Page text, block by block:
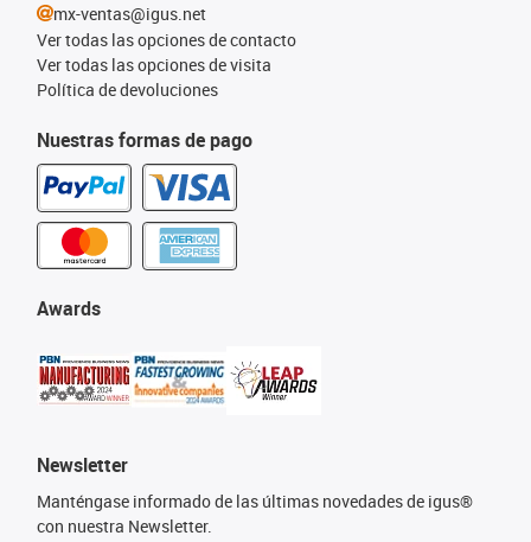
Nuestras formas de pago
Awards
Newsletter
Manténgase informado de las últimas novedades de igus®
con nuestra Newsletter.
mx-ventas@igus.net
Ver todas las opciones de contacto
Ver todas las opciones de visita
Política de devoluciones